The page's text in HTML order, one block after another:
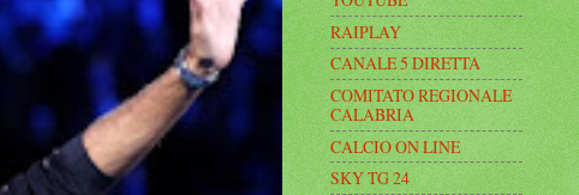
RAIPLAY
CANALE 5 DIRETTA
COMITATO REGIONALE
CALABRIA
CALCIO ON LINE
SKY TG 24